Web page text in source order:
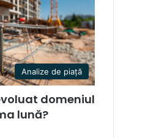
Analize de piață
domeniul
lună?